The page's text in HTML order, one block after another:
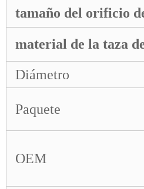
tamaño del orificio
material de la taza
Diámetro
Paquete
OEM